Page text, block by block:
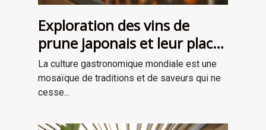
Exploration des vins de
prune japonais et leur place
dans la gastronomie
moderne
La culture gastronomique mondiale est une
mosaïque de traditions et de saveurs qui ne
cesse...